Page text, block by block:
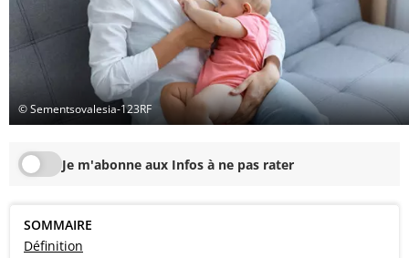
© Sementsovalesia-123RF
Je m'abonne aux Infos à ne pas rater
SOMMAIRE
Définition